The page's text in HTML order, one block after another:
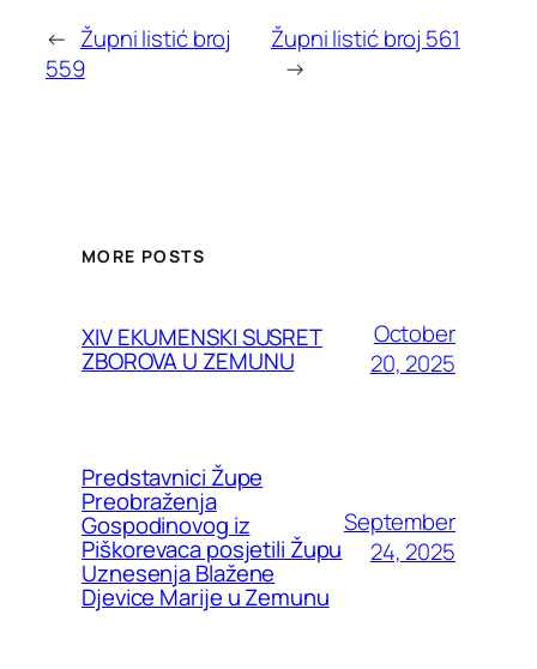
← Župni listić broj
559
Župni listić broj 561
→
MORE POSTS
XIV EKUMENSKI SUSRET
ZBOROVA U ZEMUNU
October
20, 2025
Predstavnici Župe
Preobraženja
Gospodinovog iz
Piškorevaca posjetili Župu
Uznesenja Blažene
Djevice Marije u Zemunu
September
24, 2025